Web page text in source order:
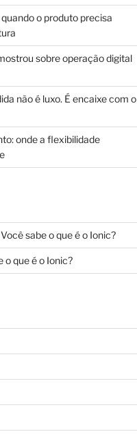
o produto precisa
sobre operação digital
não é luxo. É encaixe com o
onde a flexibilidade
Você sabe o que é o Ionic?
o que é o Ionic?